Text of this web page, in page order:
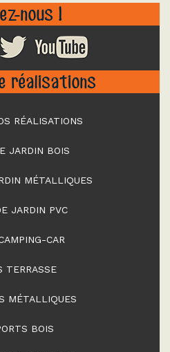
nous !
réalisations
RÉALISATIONS
JARDIN BOIS
MÉTALLIQUES
JARDIN PVC
CAR
TERRASSE
MÉTALLIQUES
BOIS